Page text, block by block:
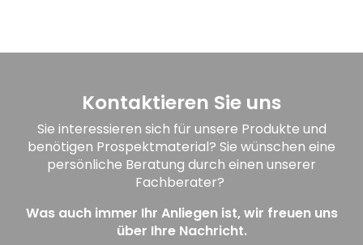
Kontaktieren Sie uns
Sie interessieren sich für unsere Produkte und
benötigen Prospektmaterial? Sie wünschen eine
persönliche Beratung durch einen unserer
Fachberater?
Was auch immer Ihr Anliegen ist, wir freuen uns
über Ihre Nachricht.